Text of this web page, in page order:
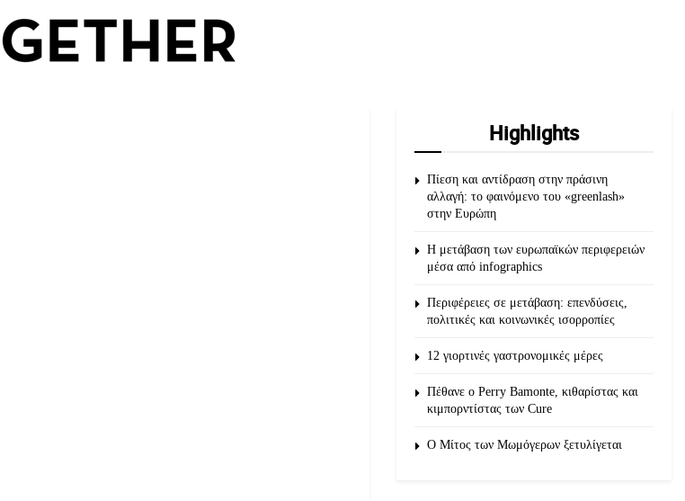
Highlights
Πίεση και αντίδραση στην πράσινη
αλλαγή: το φαινόμενο του «greenlash»
στην Ευρώπη
Η μετάβαση των ευρωπαϊκών περιφερειών
μέσα από infographics
Περιφέρειες σε μετάβαση: επενδύσεις,
πολιτικές και κοινωνικές ισορροπίες
12 γιορτινές γαστρονομικές μέρες
Πέθανε ο Perry Bamonte, κιθαρίστας και
κιμπορντίστας των Cure
O Μίτος των Μωμόγερων ξετυλίγεται